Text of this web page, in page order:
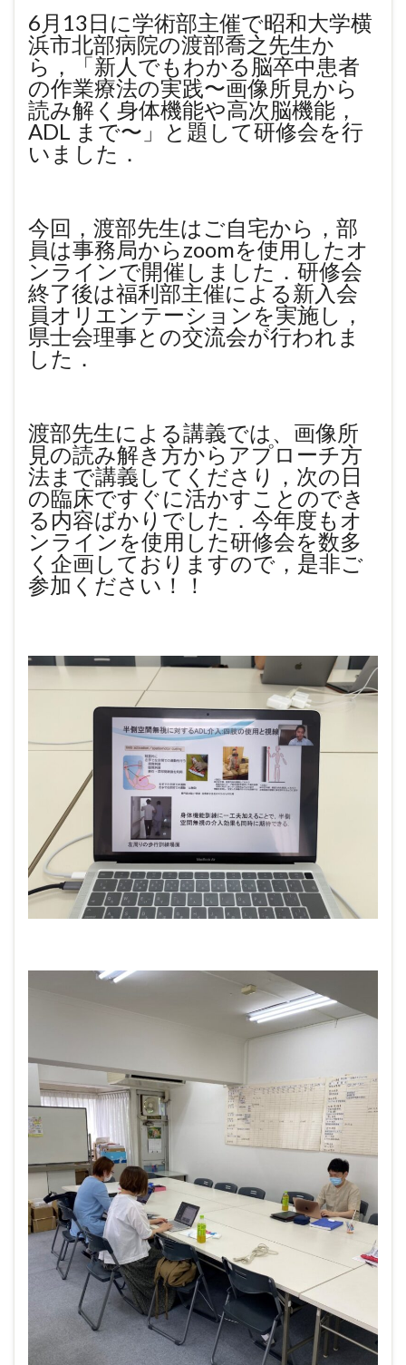
6月13日に学術部主催で昭和大学横
浜市北部病院の渡部喬之先生か
ら，「新人でもわかる脳卒中患者
の作業療法の実践〜画像所見から
読み解く身体機能や高次脳機能，
ADL まで〜」と題して研修会を行
いました．
今回，渡部先生はご自宅から，部
員は事務局からzoomを使用したオ
ンラインで開催しました．研修会
終了後は福利部主催による新入会
員オリエンテーションを実施し，
県士会理事との交流会が行われま
した．
渡部先生による講義では、画像所
見の読み解き方からアプローチ方
法まで講義してくださり，次の日
の臨床ですぐに活かすことのでき
る内容ばかりでした．今年度もオ
ンラインを使用した研修会を数多
く企画しておりますので，是非ご
参加ください！！